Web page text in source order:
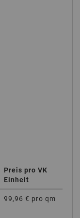
Preis pro VK
Einheit
99,96 € pro qm